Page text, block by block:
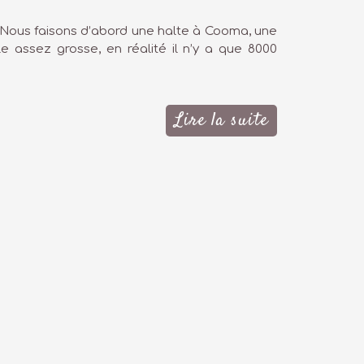
faisons d’abord une halte à Cooma, une
grosse, en réalité il n’y a que 8000
Lire la suite